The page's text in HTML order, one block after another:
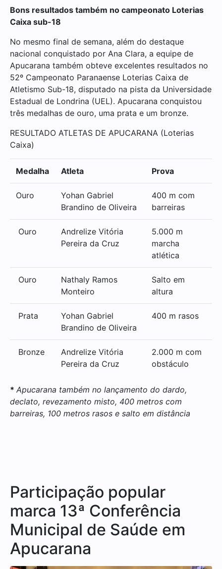
Bons resultados também no campeonato Loterias
Caixa sub-18
No mesmo final de semana, além do destaque
nacional conquistado por Ana Clara, a equipe de
Apucarana também obteve excelentes resultados no
52º Campeonato Paranaense Loterias Caixa de
Atletismo Sub-18, disputado na pista da Universidade
Estadual de Londrina (UEL). Apucarana conquistou
três medalhas de ouro, uma prata e um bronze.
RESULTADO ATLETAS DE APUCARANA (Loterias
Caixa)
Medalha Atleta Prova
Ouro
Yohan Gabriel
Brandino de Oliveira
400 m com
barreiras
Ouro
Andrelize Vitória
Pereira da Cruz
5.000 m
marcha
atlética
Ouro
Nathaly Ramos
Monteiro
Salto em
altura
Prata
Yohan Gabriel
Brandino de Oliveira
400 m rasos
Bronze
Andrelize Vitória
Pereira da Cruz
2.000 m com
obstáculo
* Apucarana também no lançamento do dardo,
declato, revezamento misto, 400 metros com
barreiras, 100 metros rasos e salto em distância
Participação popular
marca 13ª Conferência
Municipal de Saúde em
Apucarana